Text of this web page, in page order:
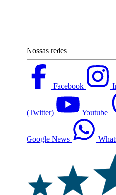
Nossas redes
Facebook
(Twitter) Youtube
Google News